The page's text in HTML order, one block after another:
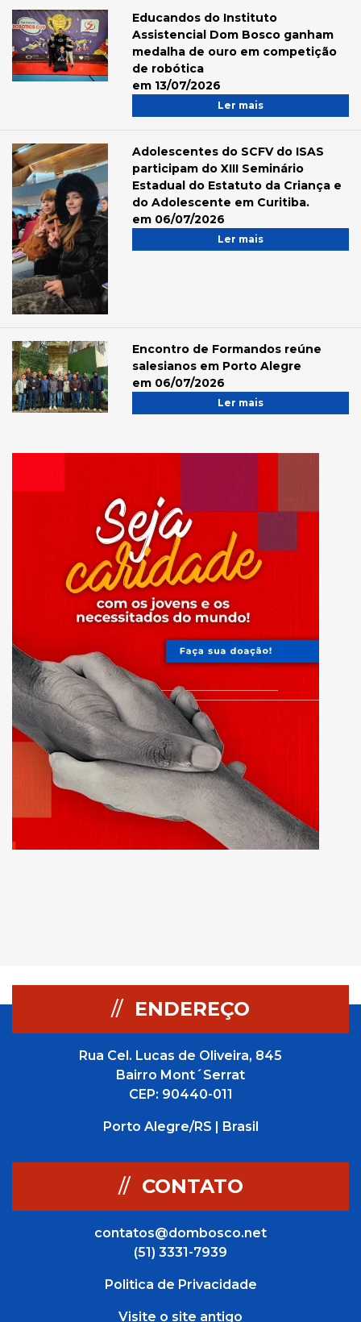
Educandos do Instituto
Assistencial Dom Bosco ganham
medalha de ouro em competição
de robótica
em 13/07/2026
Ler mais
Adolescentes do SCFV do ISAS
participam do XIII Seminário
Estadual do Estatuto da Criança e
do Adolescente em Curitiba.
em 06/07/2026
Ler mais
Encontro de Formandos reúne
salesianos em Porto Alegre
em 06/07/2026
Ler mais
// ENDEREÇO
Rua Cel. Lucas de Oliveira, 845
Bairro Mont´Serrat
CEP: 90440-011
Porto Alegre/RS | Brasil
// CONTATO
contatos@dombosco.net
(51) 3331-7939
Politica de Privacidade
Visite o site antigo